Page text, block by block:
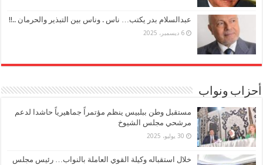
عبدالسلام بدر يكتب… ناس . وناس بين التبذير والحرمان ..!!
6 ديسمبر، 2025
أحزاب ونواب
مستقبل وطن ببلبيس ينظم مؤتمراً جماهيرياً حاشدا لدعم
مرشحي مجلس الشيوخ
30 يوليو، 2025
خلال استقباله وكيلة القوي العاملة بالنواب… رئيس مجلس